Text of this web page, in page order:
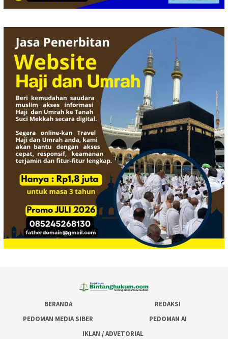
BERANDA
REDAKSI
PEDOMAN MEDIA SIBER
PEDOMAN AI
IKLAN / ADVETORIAL